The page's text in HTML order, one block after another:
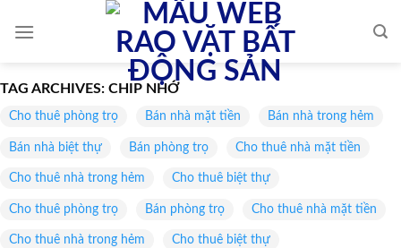
TAG ARCHIVES: CHIP NHỚ
Cho thuê phòng trọ Bán nhà mặt tiền Bán nhà trong hẻm
Bán nhà biệt thự Bán phòng trọ Cho thuê nhà mặt tiền
Cho thuê nhà trong hẻm Cho thuê biệt thự
Cho thuê phòng trọ Bán phòng trọ Cho thuê nhà mặt tiền
Cho thuê nhà trong hẻm Cho thuê biệt thự